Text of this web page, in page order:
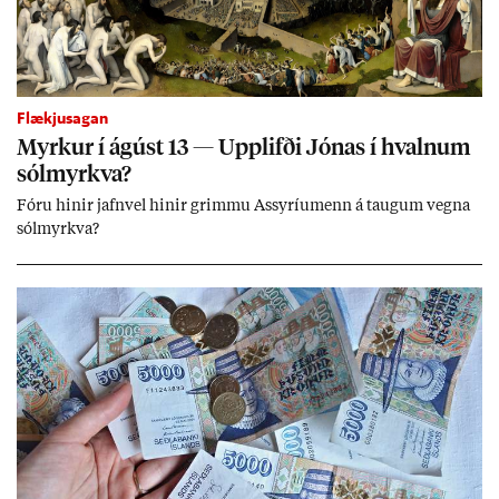
Flækjusagan
Myrk­ur í ág­úst 13 — Upp­lifði Jón­as í hvaln­um
sól­myrkva?
Fóru hinir jafn­vel hinir grimmu Ass­yríu­menn á taug­um vegna
sól­myrkva?